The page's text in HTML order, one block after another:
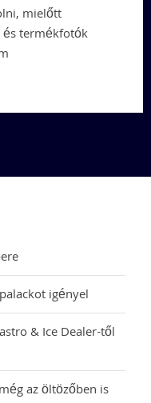
mielőtt
és termékfotók
igényel
& Ice Dealer-től
az öltözőben is